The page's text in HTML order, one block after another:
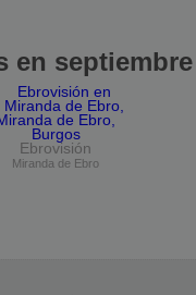
en septiembre
Ebrovisión
Miranda de Ebro